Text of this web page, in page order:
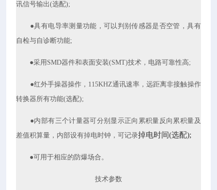
讯信号输出(选配);
●具有电导率测量功能，可以判别传感器是否空管，具有
自检与自诊断功能;
●采用SMD器件和表面安装(SMT)技术，电路可靠性高;
●红外手操器操作，115KHZ通讯速率，远距离非接触操作
转换器所有功能(选配);
●内部有三个计量器可分别显示正向累积量反向累积量及
差值积算量，内部设有掉电时钟，可记录掉电时间(选配);
●可用于相应的防爆场合。
技术参数